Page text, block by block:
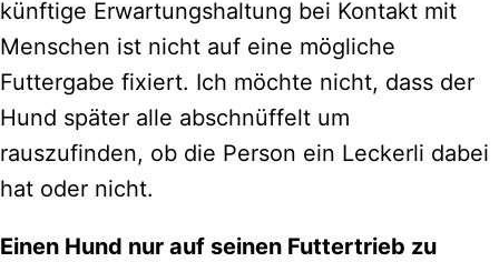
künftige Erwartungshaltung bei Kontakt mit
Menschen ist nicht auf eine mögliche
Futtergabe fixiert. Ich möchte nicht, dass der
Hund später alle abschnüffelt um
rauszufinden, ob die Person ein Leckerli dabei
hat oder nicht.
Einen Hund nur auf seinen Futtertrieb zu